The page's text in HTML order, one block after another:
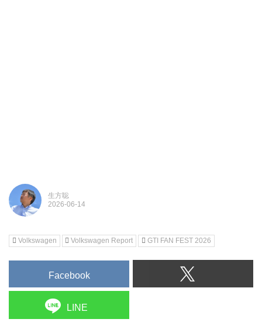
生方聡
Volkswagen Volkswagen Report GTI FAN FEST 2026
Facebook
LINE